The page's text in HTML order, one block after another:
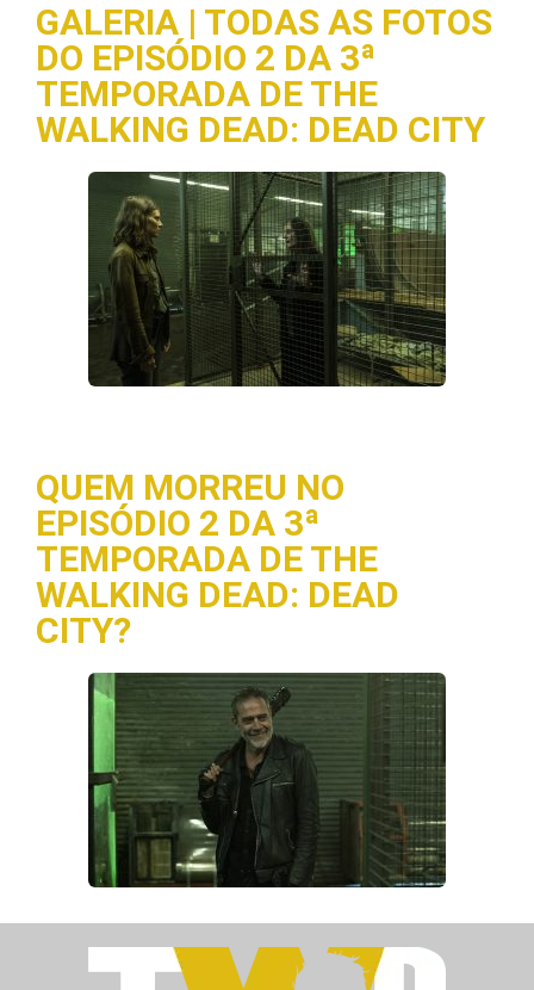
GALERIA | TODAS AS FOTOS
DO EPISÓDIO 2 DA 3ª
TEMPORADA DE THE
WALKING DEAD: DEAD CITY
QUEM MORREU NO
EPISÓDIO 2 DA 3ª
TEMPORADA DE THE
WALKING DEAD: DEAD
CITY?